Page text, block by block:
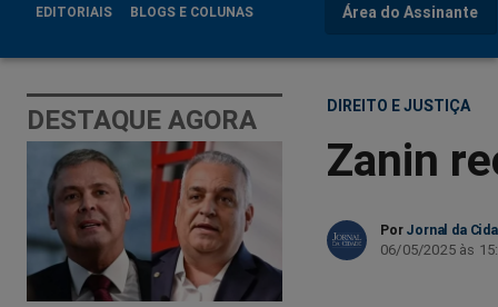
EDITORIAIS BLOGS E COLUNAS Área do Assinante
DESTAQUE AGORA DIREITO E JUSTIÇA
Zanin
Por Jornal da
06/05/2025 às